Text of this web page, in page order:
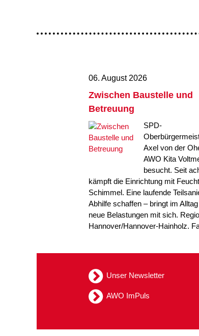
06. August 2026
Zwischen Baustelle und
Betreuung
SPD-
Axel von der
AWO Kita
besucht. Seit
kämpft die Einrichtung mit
Schimmel. Eine laufende
Abhilfe schaffen – bringt im
neue Belastungen mit sich.
Hannover/Hannover-Hainholz.
Unser Newsletter
AWO ImPuls